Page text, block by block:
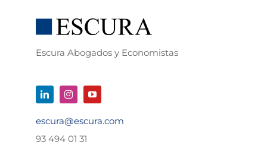
Escura Abogados y Economistas
escura@escura.com
93 494 01 31